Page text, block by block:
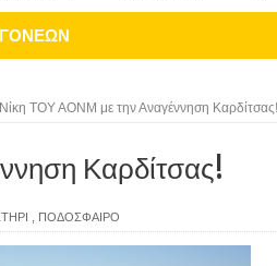
ΓΙΑ ΜΑΙΟ ΚΑΙ ΙΟΥΝΙΟ
στην Ομβριακή Δομοκού
Νίκη ΤΟΥ ΑΟΝΜ με την Αναγέννηση Καρδίτσας!
Καρδίτσας!
ΠΟΔΟΣΦΑΙΡΟ